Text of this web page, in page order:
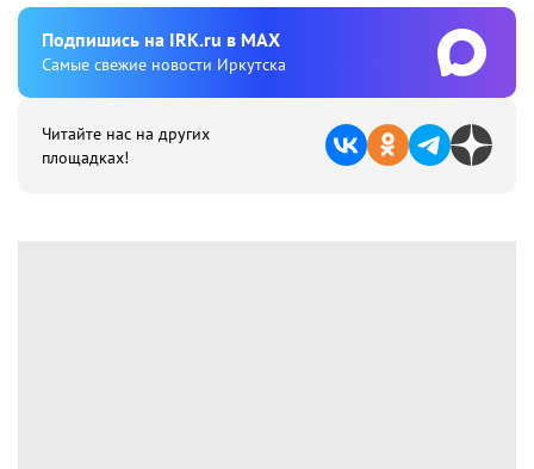
Подпишиcь на IRK.ru в MAX
Cамые свежие новости Иркутска
Читайте нас на других
площадках!